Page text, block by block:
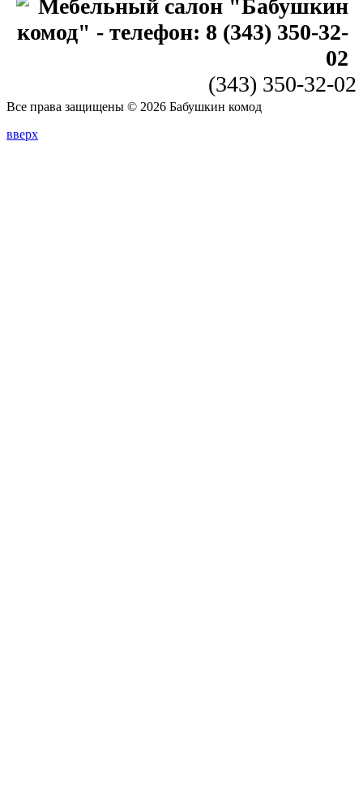
(343) 350-32-02
Все права защищены © 2026 Бабушкин комод
вверх